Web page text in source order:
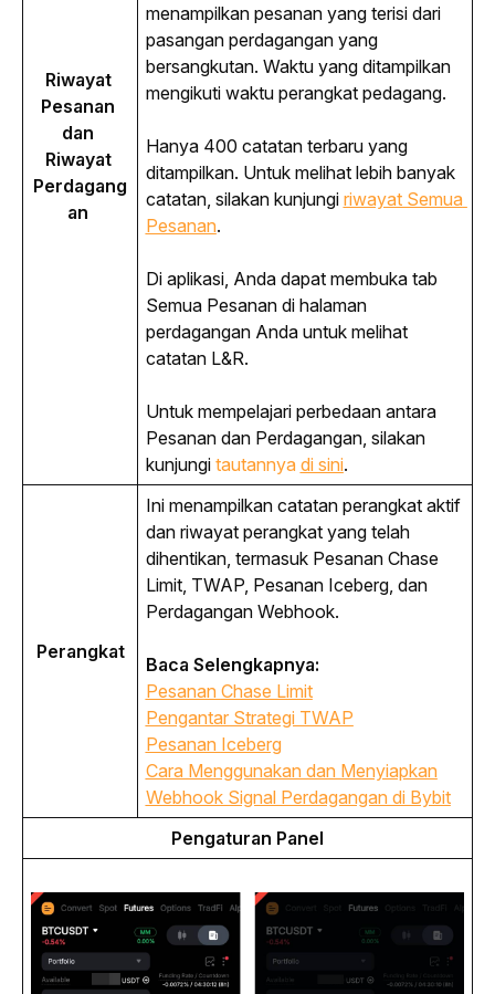
Riwayat
Pesanan
dan
Riwayat
Perdagang
an
menampilkan pesanan yang terisi dari
pasangan perdagangan yang
bersangkutan. Waktu yang ditampilkan
mengikuti waktu perangkat pedagang.
Hanya 400 catatan terbaru yang
ditampilkan. Untuk melihat lebih banyak
catatan, silakan kunjungi riwayat Semua
Pesanan.
Di aplikasi, Anda dapat membuka tab
Semua Pesanan di halaman
perdagangan Anda untuk melihat
catatan L&R.
Untuk mempelajari perbedaan antara
Pesanan dan Perdagangan, silakan
kunjungi tautannya di sini.
Perangkat
Ini menampilkan catatan perangkat aktif
dan riwayat perangkat yang telah
dihentikan, termasuk Pesanan Chase
Limit, TWAP, Pesanan Iceberg, dan
Perdagangan Webhook.
Baca Selengkapnya:
Pesanan Chase Limit
Pengantar Strategi TWAP
Pesanan Iceberg
Cara Menggunakan dan Menyiapkan
Webhook Signal Perdagangan di Bybit
Pengaturan Panel